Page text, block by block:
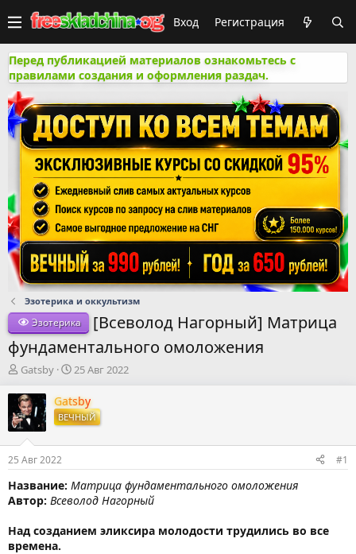
Вход Регистрация
Перед публикацией материалов ознакомьтесь с
правилами создания и оформления раздач.
Эзотерика и оккультизм
Эзотерика
[Всеволод Нагорный] Mатрица
фундаментального омолoжения
А
т
о
р
т
е
м
ы
Gatsby
Д
т
а
н
а
л
а
25 Авг 2022
Gatsby
ВЕЧНЫЙ
25 Авг 2022 #1
Название: Mатрица фундаментального омолoжения
Автор: Всеволод Нагорный
Над созданием эликсира молодости трудились во все
времена.